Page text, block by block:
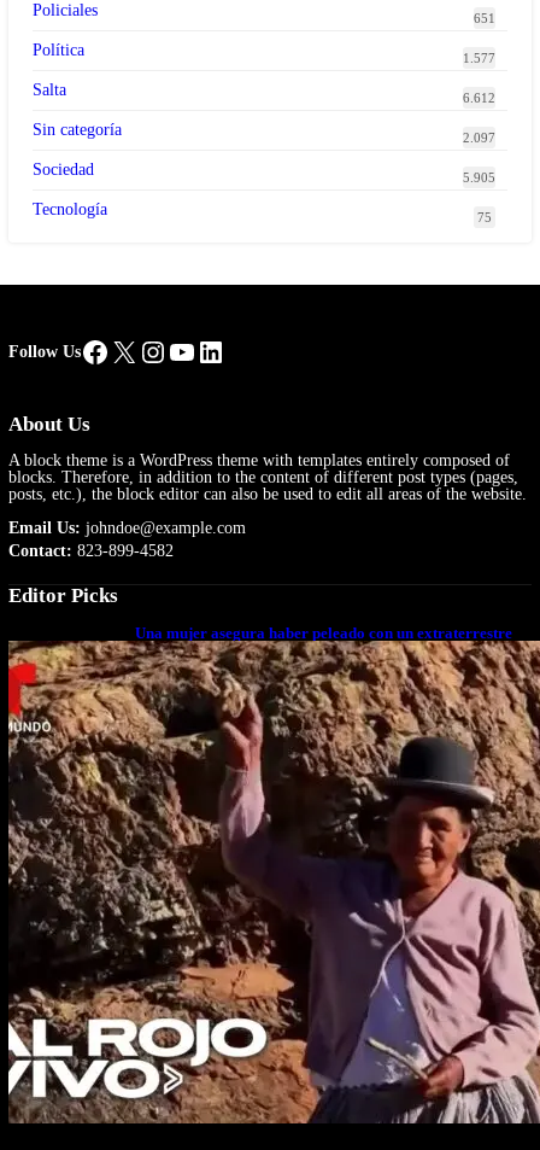
Policiales 651
Política 1.577
Salta 6.612
Sin categoría 2.097
Sociedad 5.905
Tecnología 75
Follow UsFacebook
X Instagram
YouTube
LinkedIn
About Us
A block theme is a WordPress theme with templates entirely composed of
blocks. Therefore, in addition to the content of different post types (pages,
posts, etc.), the block editor can also be used to edit all areas of the website.
Email Us: johndoe@example.com
Contact: 823-899-4582
Editor Picks
Una mujer asegura haber peleado con un extraterrestre
cuerpo a cuerpo